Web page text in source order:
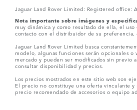
Jaguar Land Rover Limited: Registered office:
Nota importante sobre imágenes y
muy dinámica y como resultado de ella, el
contacto con el distribuidor de su preferencia,
Jaguar Land Rover Limited busca
modelo, algunas funciones serán opcionales
mercado y pueden ser modificados sin previo
consultar disponibilidad y precios.
Los precios mostrados en este sitio web son
El precio no constituye una oferta vinculante
precio recomendado de accesorios o equipo